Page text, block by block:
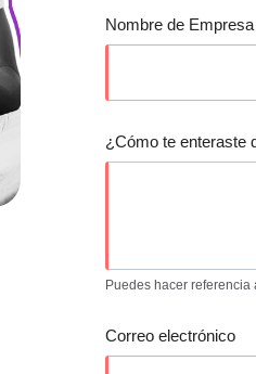
Nombre de Empresa
¿Cómo te enteraste
Puedes hacer
Correo electrónico